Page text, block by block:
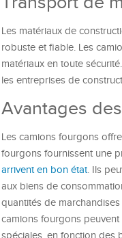
Les matériaux de
robuste et fiable. Les
matériaux en toute
les entreprises de
Avantages
Les camions fourgons
fourgons fournissent une
arrivent en bon état. Ils
aux biens de
quantités de
camions fourgons
spéciales, en fonction des